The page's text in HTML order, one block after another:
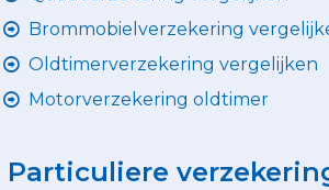
Brommobielverzekering
Oldtimerverzekering vergelijken
Motorverzekering oldtimer
Particuliere